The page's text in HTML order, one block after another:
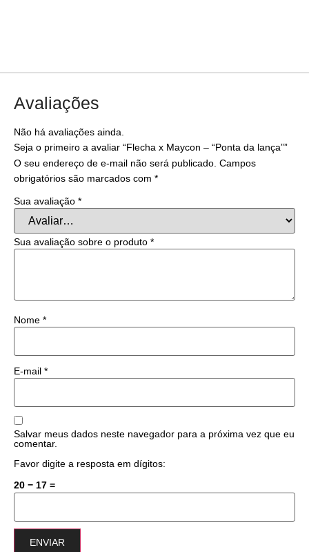
Avaliações
Não há avaliações ainda.
Seja o primeiro a avaliar “Flecha x Maycon – “Ponta da lança””
O seu endereço de e-mail não será publicado. Campos
obrigatórios são marcados com *
Sua avaliação *
Sua avaliação sobre o produto *
Nome *
E-mail *
Salvar meus dados neste navegador para a próxima vez que eu
comentar.
Favor digite a resposta em dígitos:
20 − 17 =